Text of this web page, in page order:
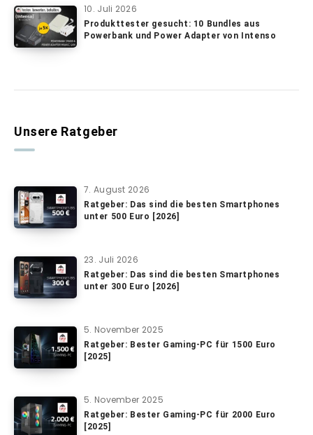
10. Juli 2026
Produkttester gesucht: 10 Bundles aus
Powerbank und Power Adapter von Intenso
Unsere Ratgeber
7. August 2026
Ratgeber: Das sind die besten Smartphones
unter 500 Euro [2026]
23. Juli 2026
Ratgeber: Das sind die besten Smartphones
unter 300 Euro [2026]
5. November 2025
Ratgeber: Bester Gaming-PC für 1500 Euro
[2025]
5. November 2025
Ratgeber: Bester Gaming-PC für 2000 Euro
[2025]